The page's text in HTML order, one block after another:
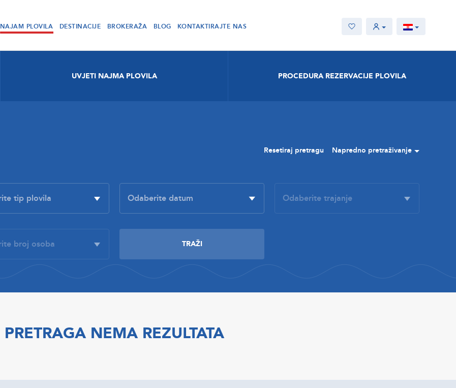
NAJAM PLOVILA DESTINACIJE BROKERAŽA BLOG KONTAKTIRAJTE NAS
UVJETI NAJMA PLOVILA PROCEDURA REZERVACIJE PLOVILA
Resetiraj pretragu Napredno pretraživanje
PRETRAGA NEMA REZULTATA